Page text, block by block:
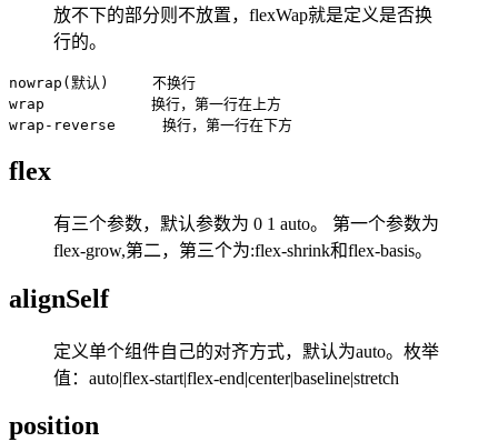
放不下的部分则不放置，flexWap就是定义是否换
行的。
nowrap(默认)　　　不换行
wrap            换行，第一行在上方
flex
有三个参数，默认参数为 0 1 auto。 第一个参数为
flex-grow,第二，第三个为:flex-shrink和flex-basis。
alignSelf
定义单个组件自己的对齐方式，默认为auto。枚举
值：auto|flex-start|flex-end|center|baseline|stretch
position